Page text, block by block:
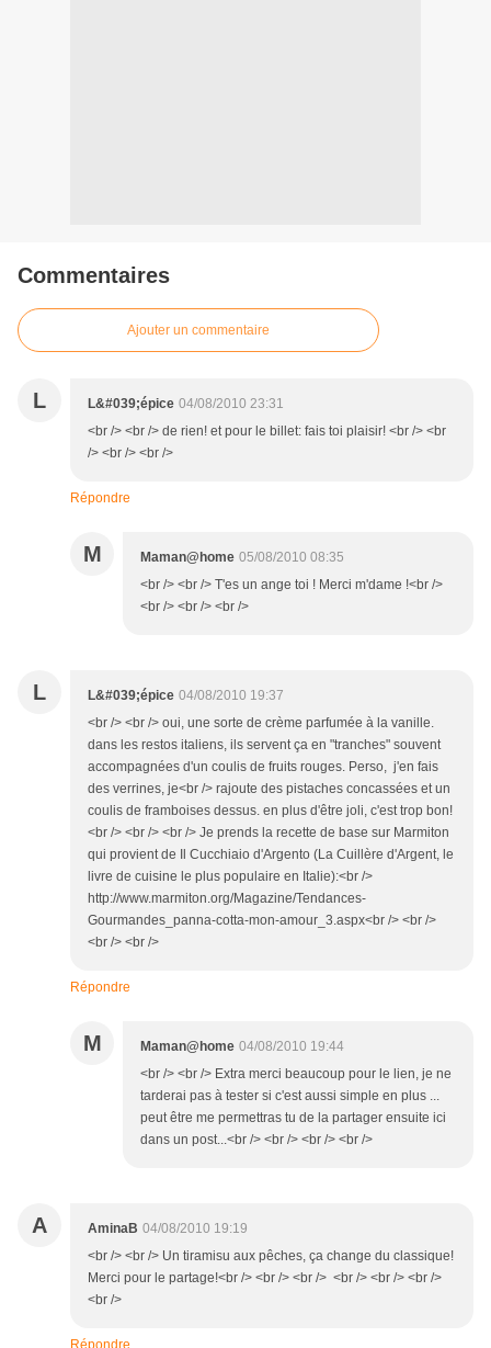
Commentaires
Ajouter un commentaire
L L&#039;épice 04/08/2010 23:31
<br /> <br /> de rien! et pour le billet: fais toi plaisir! <br /> <br
/> <br /> <br />
Répondre
M Maman@home 05/08/2010 08:35
<br /> <br /> T'es un ange toi ! Merci m'dame !<br />
<br /> <br /> <br />
L L&#039;épice 04/08/2010 19:37
<br /> <br /> oui, une sorte de crème parfumée à la vanille.
dans les restos italiens, ils servent ça en "tranches" souvent
accompagnées d'un coulis de fruits rouges. Perso, j'en fais
des verrines, je<br /> rajoute des pistaches concassées et un
coulis de framboises dessus. en plus d'être joli, c'est trop bon!
<br /> <br /> <br /> Je prends la recette de base sur Marmiton
qui provient de Il Cucchiaio d'Argento (La Cuillère d'Argent, le
livre de cuisine le plus populaire en Italie):<br />
http://www.marmiton.org/Magazine/Tendances-
Gourmandes_panna-cotta-mon-amour_3.aspx<br /> <br />
<br /> <br />
Répondre
M Maman@home 04/08/2010 19:44
<br /> <br /> Extra merci beaucoup pour le lien, je ne
tarderai pas à tester si c'est aussi simple en plus ...
peut être me permettras tu de la partager ensuite ici
dans un post...<br /> <br /> <br /> <br />
A AminaB 04/08/2010 19:19
<br /> <br /> Un tiramisu aux pêches, ça change du classique!
Merci pour le partage!<br /> <br /> <br /> <br /> <br /> <br />
<br />
Répondre